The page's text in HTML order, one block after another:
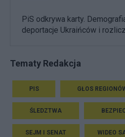
PiS odkrywa karty.
deportacje Ukraińców i
Tematy Redakcja
PIS GŁOS
ŚLEDZTWA
SEJM I SENAT WIDEO